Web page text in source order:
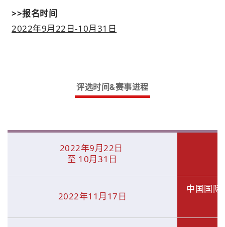
>>报名时间
2022年9月22日-10月31日
评选时间&赛事进程
2022年9⽉22⽇
⾄ 10⽉31⽇
2022年11⽉17⽇
中国国际